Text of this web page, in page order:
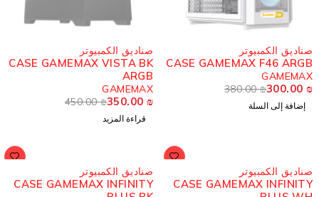
صناديق الكمبيوتر
CASE GAMEMAX F46 ARGB
GAMEMAX
380.00₪300.00
إضافة إلى السلة
صناديق الكمبيوتر
CASE GAMEMAX VISTA BK
ARGB
GAMEMAX
450.00₪350.00
قراءة المزيد
صناديق الكمبيوتر
CASE GAMEMAX INFINITY
صناديق الكمبيوتر
CASE GAMEMAX INFINITY